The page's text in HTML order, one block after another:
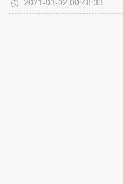
2021-03-02 00:48:33